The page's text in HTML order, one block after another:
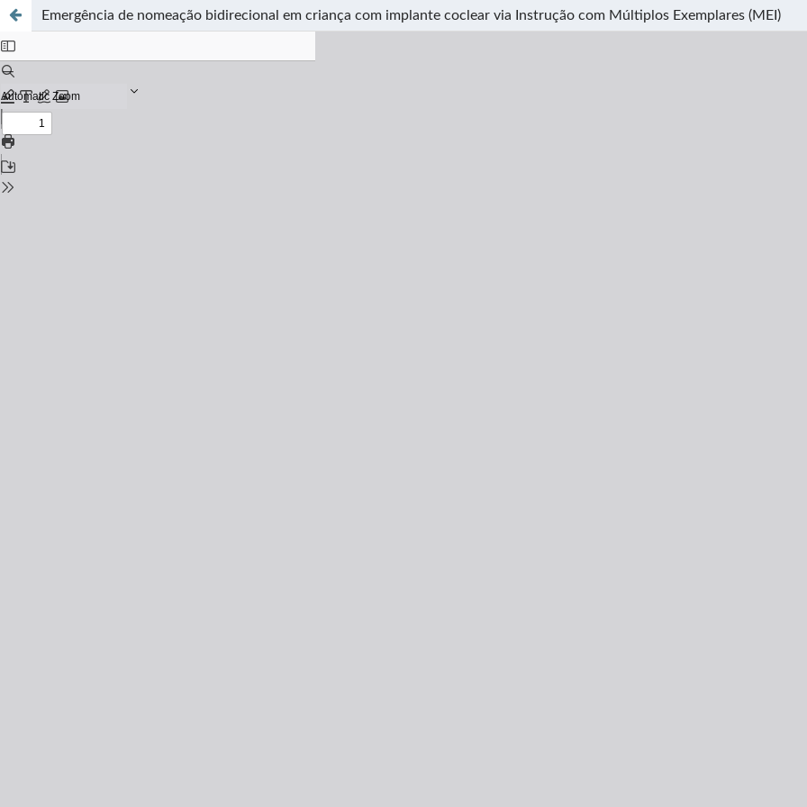
Emergência de nomeação bidirecional em criança com implante coclear via Instrução com Múltiplos Exemplares (MEI)